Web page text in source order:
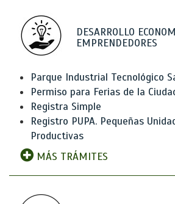
DESARROLLO
EMPRENDEDORES
Parque Industrial Tecnológico
Permiso para Ferias de la
Registra Simple
Registro PUPA. Pequeñas
Productivas
MÁS TRÁMITES